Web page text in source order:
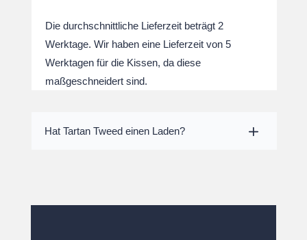
Die durchschnittliche Lieferzeit beträgt 2
Werktage. Wir haben eine Lieferzeit von 5
Werktagen für die Kissen, da diese
maßgeschneidert sind.
Hat Tartan Tweed einen Laden?